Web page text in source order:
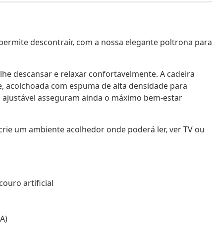
descontrair, com a nossa elegante poltrona para
descansar e relaxar confortavelmente. A cadeira
com espuma de alta densidade para
asseguram ainda o máximo bem-estar
um ambiente acolhedor onde poderá ler, ver TV ou
artificial